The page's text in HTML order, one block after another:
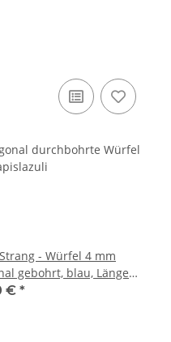
- Würfel 4 mm
gebohrt, blau, Länge
/R219
€ *